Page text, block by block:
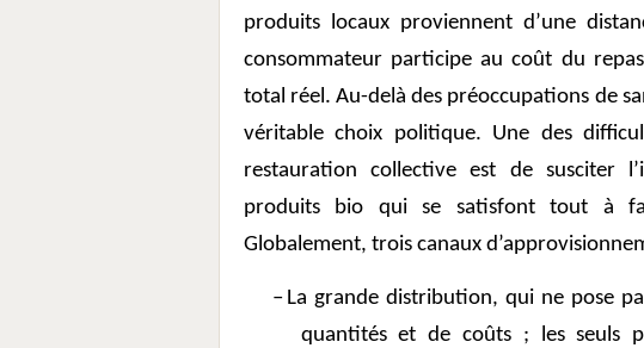
produits locaux proviennent d’une
consommateur participe au coût du
total réel. Au-delà des préoccupations de
véritable choix politique. Une des
restauration collective est de susciter
produits bio qui se satisfont tout à
Globalement, trois canaux
– La grande distribution, qui ne pose
quantités et de coûts ; les seuls